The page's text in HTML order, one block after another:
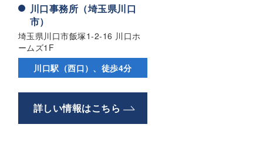
川口事務所（埼玉県川口
市）
埼玉県川口市飯塚1-2-16 川口ホ
ームズ1F
川口駅（西口）、徒歩4分
詳しい情報はこちら